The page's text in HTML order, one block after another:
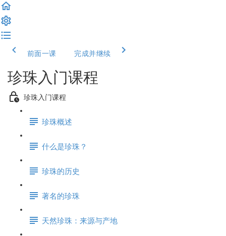
前面一课 完成并继续
珍珠入门课程
珍珠入门课程
珍珠概述
什么是珍珠？
珍珠的历史
著名的珍珠
天然珍珠：来源与产地